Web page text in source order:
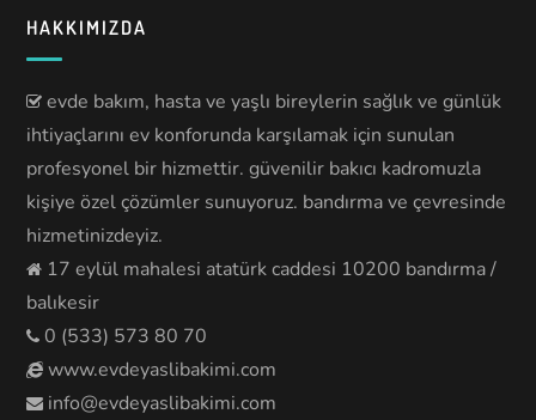
HAKKIMIZDA
evde bakım, hasta ve yaşlı bireylerin sağlık ve günlük
ihtiyaçlarını ev konforunda karşılamak için sunulan
profesyonel bir hizmettir. güvenilir bakıcı kadromuzla
kişiye özel çözümler sunuyoruz. bandırma ve çevresinde
hizmetinizdeyiz.
17 eylül mahalesi atatürk caddesi 10200 bandırma /
balıkesir
0 (533) 573 80 70
www.evdeyaslibakimi.com
info@evdeyaslibakimi.com